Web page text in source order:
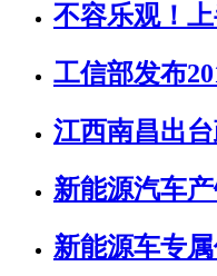
不容乐观！
工信部发布
江西南昌出
新能源汽车
新能源车专